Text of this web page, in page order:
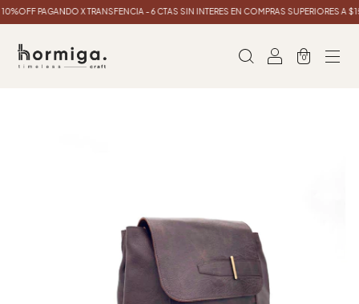
PAGANDO X TRANSFENCIA - 6 CTAS SIN INTERES EN COMPRAS SUPERIORES A
0